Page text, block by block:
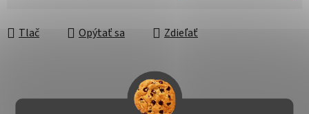
Tlač Opýtať sa Zdieľať